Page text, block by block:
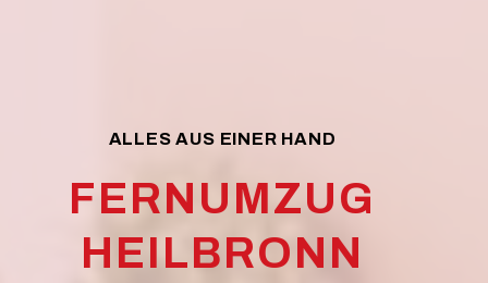
ALLES AUS EINER HAND
FERNUMZUG
HEILBRONN